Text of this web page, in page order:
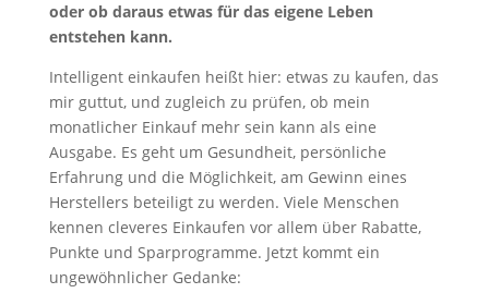
oder ob daraus etwas für das eigene Leben
entstehen kann.
Intelligent einkaufen heißt hier: etwas zu kaufen, das
mir guttut, und zugleich zu prüfen, ob mein
monatlicher Einkauf mehr sein kann als eine
Ausgabe. Es geht um Gesundheit, persönliche
Erfahrung und die Möglichkeit, am Gewinn eines
Herstellers beteiligt zu werden. Viele Menschen
kennen cleveres Einkaufen vor allem über Rabatte,
Punkte und Sparprogramme. Jetzt kommt ein
ungewöhnlicher Gedanke: